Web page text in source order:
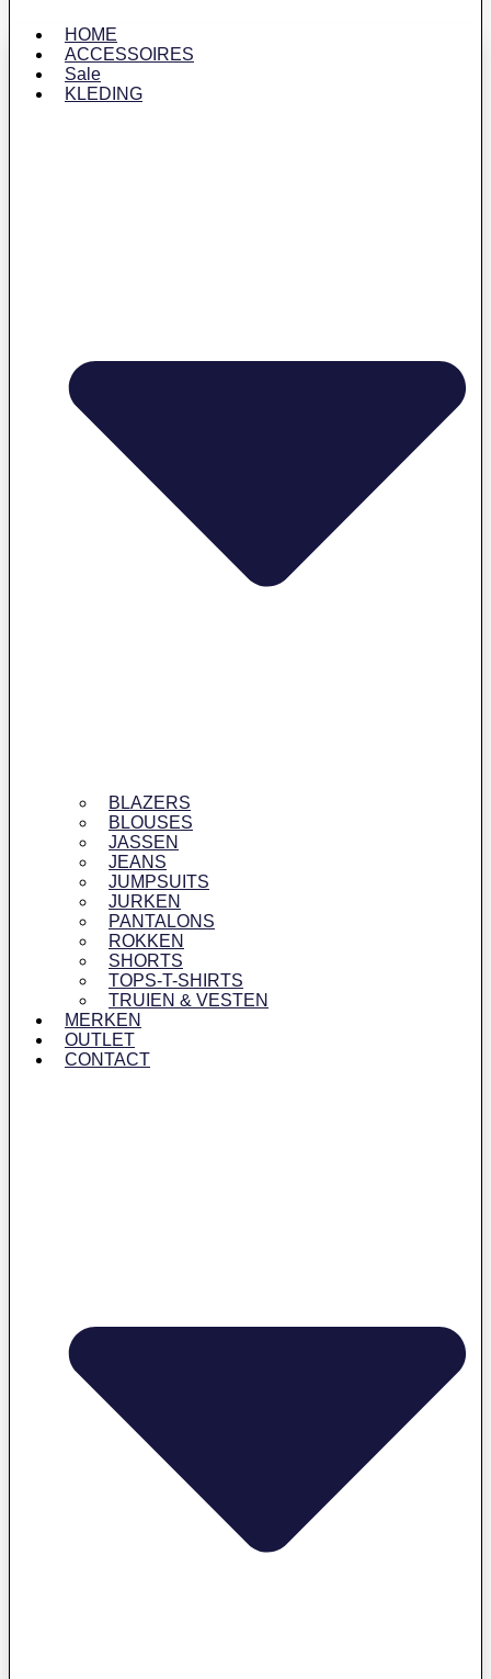
HOME
ACCESSOIRES
Sale
KLEDING
BLAZERS
BLOUSES
JASSEN
JEANS
JUMPSUITS
JURKEN
PANTALONS
ROKKEN
SHORTS
TOPS-T-SHIRTS
TRUIEN & VESTEN
MERKEN
OUTLET
CONTACT